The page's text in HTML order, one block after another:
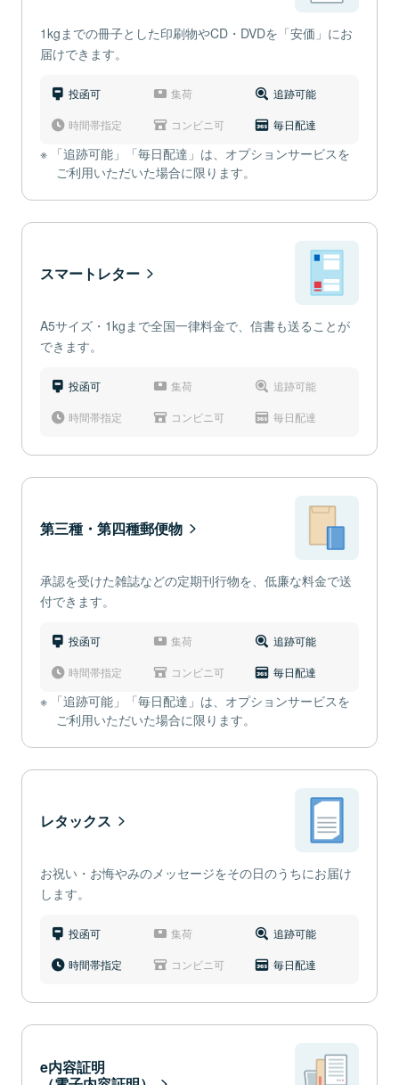
1kgまでの冊子とした印刷物やCD・DVDを「安価」にお
届けできます。
投函可 集荷 追跡可能
時間帯指定 コンビニ可 毎日配達
「追跡可能」「毎日配達」は、オプションサービスを
ご利用いただいた場合に限ります。
スマートレター
A5サイズ・1kgまで全国一律料金で、信書も送ることが
できます。
投函可 集荷 追跡可能
時間帯指定 コンビニ可 毎日配達
第三種・第四種郵便物
承認を受けた雑誌などの定期刊行物を、低廉な料金で送
付できます。
投函可 集荷 追跡可能
時間帯指定 コンビニ可 毎日配達
「追跡可能」「毎日配達」は、オプションサービスを
ご利用いただいた場合に限ります。
レタックス
お祝い・お悔やみのメッセージをその日のうちにお届け
します。
投函可 集荷 追跡可能
時間帯指定 コンビニ可 毎日配達
e内容証明